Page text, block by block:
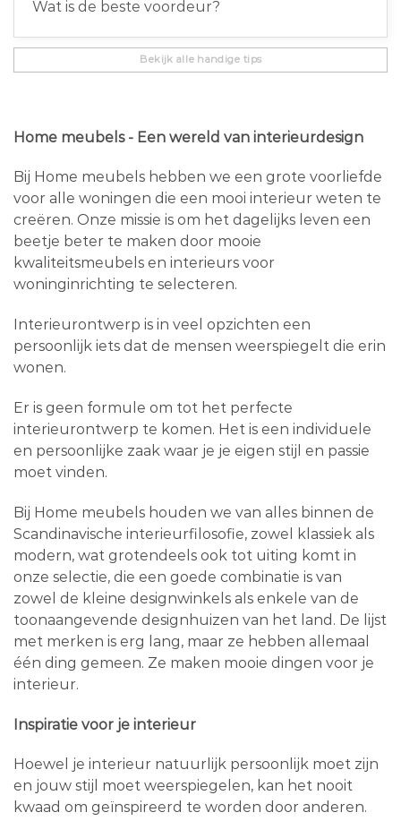
Wat is de beste voordeur?
Bekijk alle handige tips
Home meubels - Een wereld van interieurdesign
Bij Home meubels hebben we een grote voorliefde
voor alle woningen die een mooi interieur weten te
creëren. Onze missie is om het dagelijks leven een
beetje beter te maken door mooie
kwaliteitsmeubels en interieurs voor
woninginrichting te selecteren.
Interieurontwerp is in veel opzichten een
persoonlijk iets dat de mensen weerspiegelt die erin
wonen.
Er is geen formule om tot het perfecte
interieurontwerp te komen. Het is een individuele
en persoonlijke zaak waar je je eigen stijl en passie
moet vinden.
Bij Home meubels houden we van alles binnen de
Scandinavische interieurfilosofie, zowel klassiek als
modern, wat grotendeels ook tot uiting komt in
onze selectie, die een goede combinatie is van
zowel de kleine designwinkels als enkele van de
toonaangevende designhuizen van het land. De lijst
met merken is erg lang, maar ze hebben allemaal
één ding gemeen. Ze maken mooie dingen voor je
interieur.
Inspiratie voor je interieur
Hoewel je interieur natuurlijk persoonlijk moet zijn
en jouw stijl moet weerspiegelen, kan het nooit
kwaad om geïnspireerd te worden door anderen.